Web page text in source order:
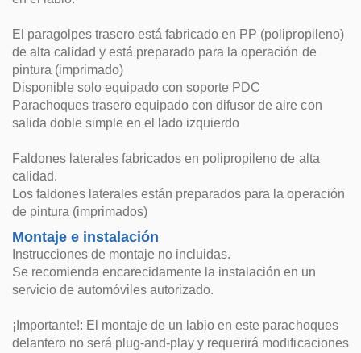
El paragolpes trasero está fabricado en PP (polipropileno)
de alta calidad y está preparado para la operación de
pintura (imprimado)
Disponible solo equipado con soporte PDC
Parachoques trasero equipado con difusor de aire con
salida doble simple en el lado izquierdo
Faldones laterales fabricados en polipropileno de alta
calidad.
Los faldones laterales están preparados para la operación
de pintura (imprimados)
Montaje e instalación
Instrucciones de montaje no incluidas.
Se recomienda encarecidamente la instalación en un
servicio de automóviles autorizado.
¡Importante!: El montaje de un labio en este parachoques
delantero no será plug-and-play y requerirá modificaciones